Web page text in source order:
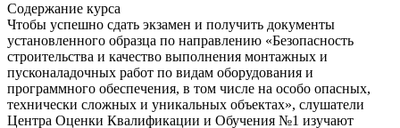
Содержание курса
Чтобы успешно сдать экзамен и получить документы
установленного образца по направлению «Безопасность
строительства и качество выполнения монтажных и
пусконаладочных работ по видам оборудования и
программного обеспечения, в том числе на особо опасных,
технически сложных и уникальных объектах», слушатели
Центра Оценки Квалификации и Обучения №1 изучают